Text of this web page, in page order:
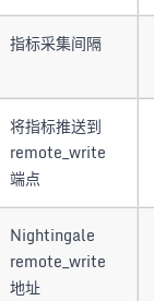
指标采集间隔
将指标推送到
remote_write
端点
Nightingale
remote_write
地址